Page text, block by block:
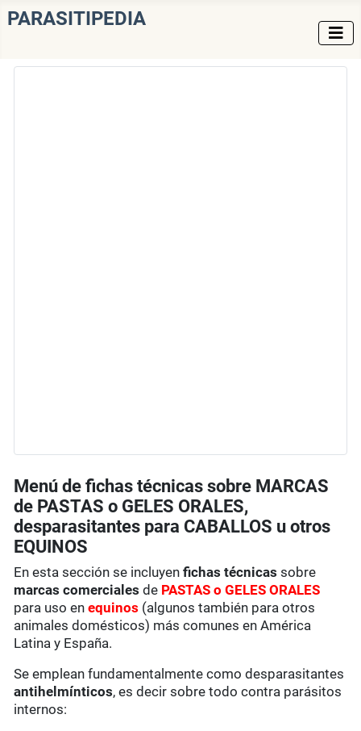
PARASITIPEDIA
Menú de fichas técnicas sobre MARCAS
de PASTAS o GELES ORALES,
desparasitantes para CABALLOS u otros
EQUINOS
En esta sección se incluyenfichas técnicas sobre
marcas comerciales de PASTAS o GELES ORALES
para uso enequinos (algunos también para otros
animales domésticos) más comunes en América
Latina y España.
Se emplean fundamentalmente como desparasitantes
antihelmínticos, es decir sobre todo contra parásitos
internos: